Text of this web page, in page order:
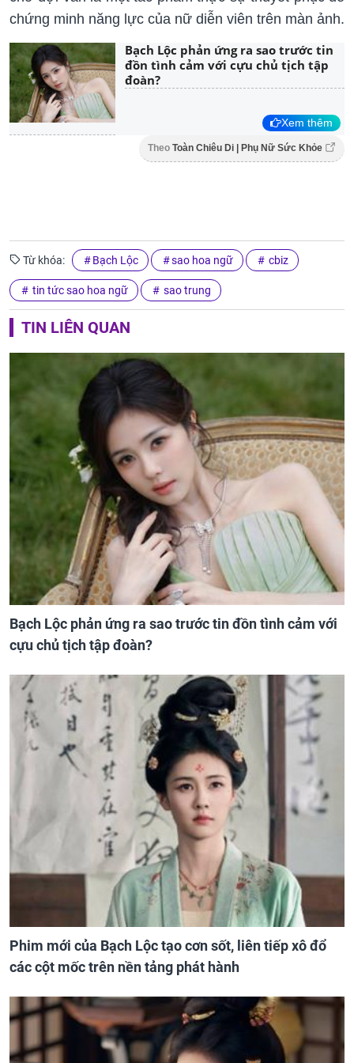
chứng minh năng lực của nữ diễn viên trên màn ảnh.
Bạch Lộc phản ứng ra sao trước tin
đồn tình cảm với cựu chủ tịch tập
đoàn?
Xem thêm
Theo Toàn Chiêu Di | Phụ Nữ Sức Khỏe
Từ khóa: Bạch Lộc sao hoa ngữ cbiz
tin tức sao hoa ngữ sao trung
TIN LIÊN QUAN
Bạch Lộc phản ứng ra sao trước tin đồn tình cảm với
cựu chủ tịch tập đoàn?
Phim mới của Bạch Lộc tạo cơn sốt, liên tiếp xô đổ
các cột mốc trên nền tảng phát hành